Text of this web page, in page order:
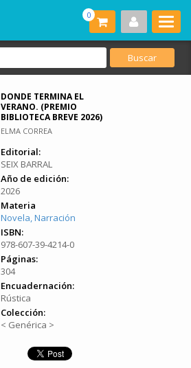
0
DONDE TERMINA EL
VERANO. (PREMIO
BIBLIOTECA BREVE 2026)
ELMA CORREA
Editorial:
SEIX BARRAL
Año de edición:
2026
Materia
Novela, Narración
ISBN:
978-607-39-4214-0
Páginas:
304
Encuadernación:
Rústica
Colección:
< Genérica >